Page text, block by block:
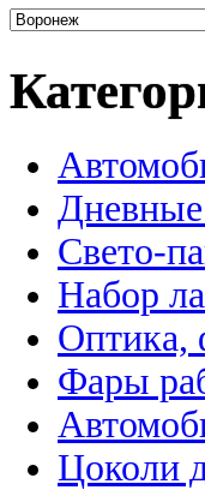
Свето-
Набор
Оптика,
Фары
Цоколи